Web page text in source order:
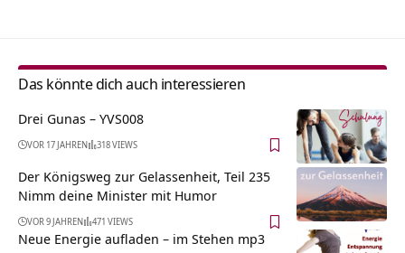
Das könnte dich auch interessieren
Drei Gunas – YVS008
VOR 17 JAHREN 318 VIEWS
Der Königsweg zur Gelassenheit, Teil 235
Nimm deine Minister mit Humor
VOR 9 JAHREN 471 VIEWS
Neue Energie aufladen – im Stehen mp3